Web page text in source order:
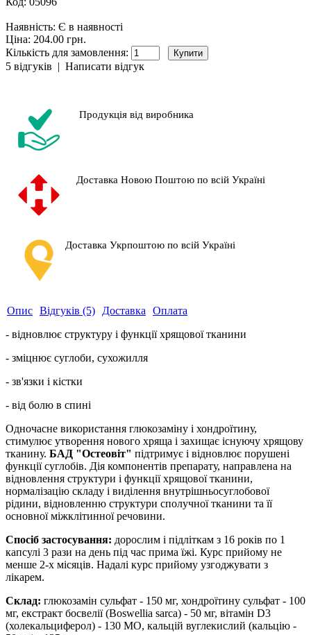
Наявність: Є в наявності
Ціна: 204.00 грн.
Кількість для замовлення:
5 відгуків | Написати відгук
Продукція від виробника
Доставка Новою Поштою по всій Україні
Доставка Укрпоштою по всій Україні
Опис Відгуків (5) Доставка
Оплата
- відновлює структуру і функції хрящової тканини
- зміцнює суглоби, сухожилля
- зв'язки і кістки
- від болю в спині
Одночасне використання глюкозаміну і хондроїтину,
стимулює утворення нового хряща і захищає існуючу хрящову
тканину. БАД "Остеовіт" підтримує і відновлює порушені
функції суглобів. Дія компонентів препарату, направлена на
відновлення структури і функції хрящової тканини,
нормалізацію складу і виділення внутрішньосуглобової
рідини, відновленню структури сполучної тканини та її
основної міжклітинної речовини.
Спосіб застосування: дорослим і підліткам з 16 років по 1
капсулі 3 рази на день під час прима їжі. Курс прийому не
менше 2-х місяців. Надалі курс прийому узгоджувати з
лікарем.
Склад: глюкозамін сульфат - 150 мг, хондроїтину сульфат - 100
мг, екстракт босвелії (Boswellia sarca) - 50 мг, вітамін D3
(холекальциферол) - 130 МО, кальцій вуглекислий (кальцію -